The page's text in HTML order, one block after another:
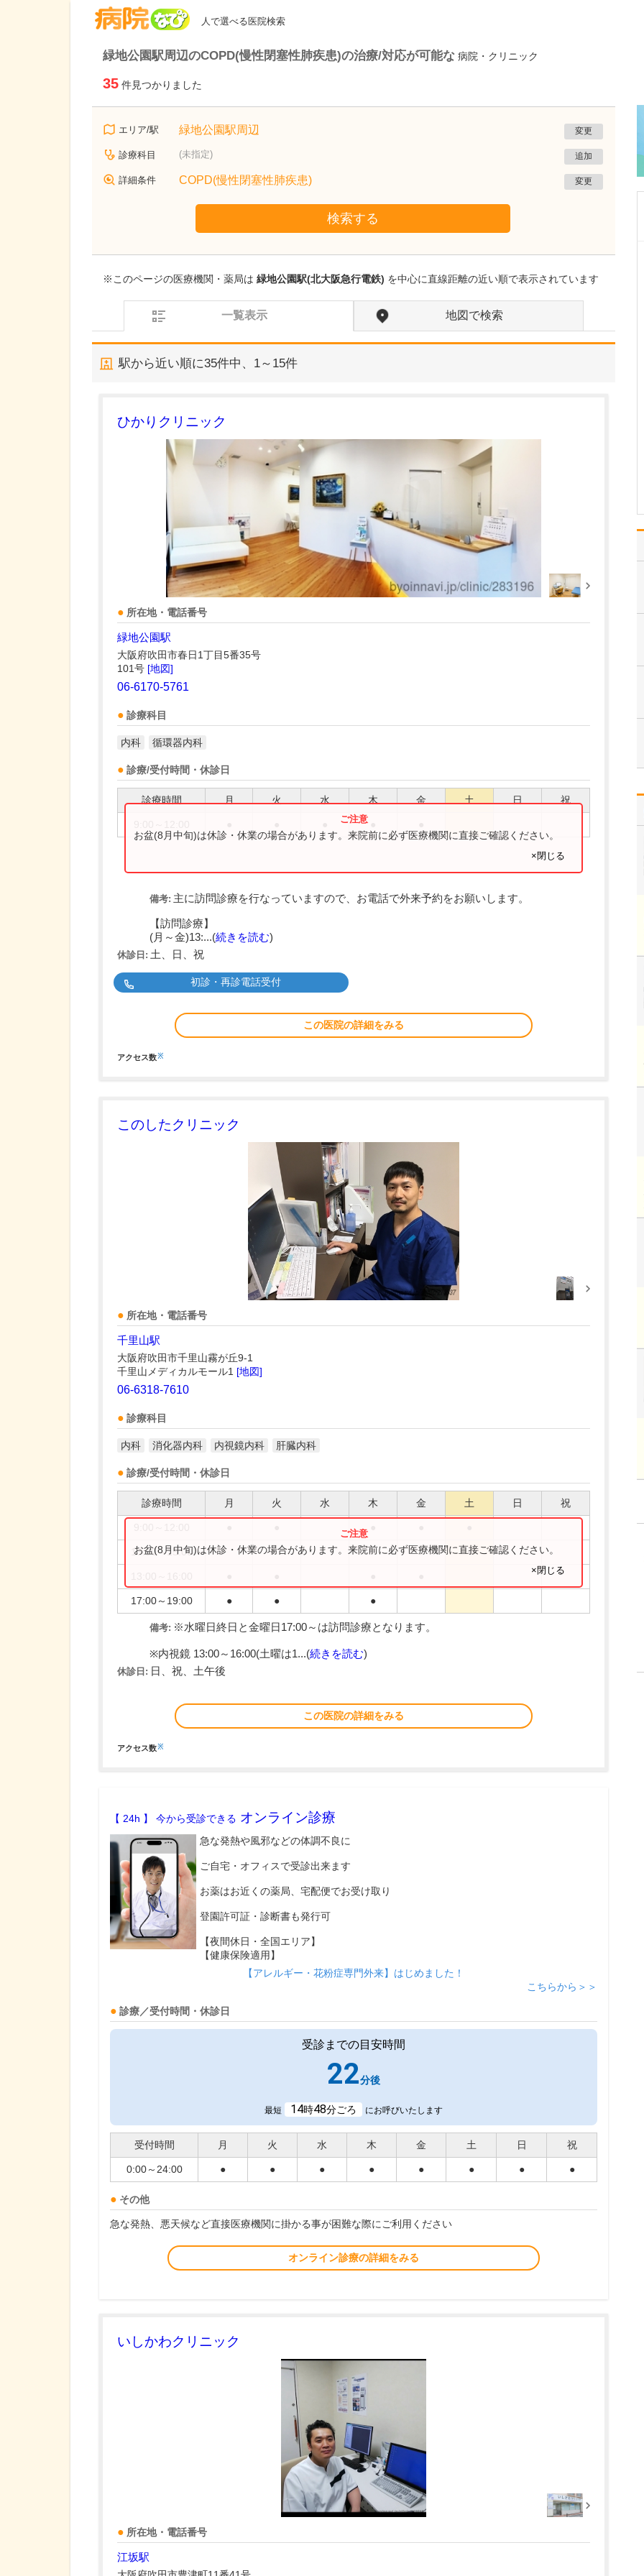
人で選べる医院検索
緑地公園駅周辺のCOPD(慢性閉塞性肺疾患)の治療/対応が可能な 病院・クリニック
35 件見つかりました
エリア/駅 緑地公園駅周辺 変更
診療科目 (未指定) 追加
詳細条件 COPD(慢性閉塞性肺疾患) 変更
検索する
※このページの医療機関・薬局は 緑地公園駅(北大阪急行電鉄) を中心に直線距離の近い順で表示されています
一覧表示 地図で検索
駅から近い順に35件中、 1～15件
ひかりクリニック
所在地・電話番号
緑地公園駅
大阪府吹田市春日1丁目5番35号
101号 [地図]
06-6170-5761
診療科目
内科 循環器内科
診療/受付時間・休診日
診療時間 月 火 水 木 金 土 日 祝
お盆(8月中旬)は休診・休業の場合があります。来院前に必ず医療機関に直接ご確認ください。
×閉じる
備考: 主に訪問診療を行なっていますので、お電話で外来予約をお願いします。
【訪問診療】
(月～金)13:...(続きを読む)
休診日: 土、日、祝
初診・再診電話受付
この医院の詳細をみる
アクセス数※
このしたクリニック
所在地・電話番号
千里山駅
大阪府吹田市千里山霧が丘9-1
千里山メディカルモール1 [地図]
06-6318-7610
診療科目
内科 消化器内科 内視鏡内科 肝臓内科
診療/受付時間・休診日
診療時間 月 火 水 木 金 土 日 祝
13:00～15:00 ●
17:00～19:00 ● ● ●
お盆(8月中旬)は休診・休業の場合があります。来院前に必ず医療機関に直接ご確認ください。
×閉じる
備考: ※水曜日終日と金曜日17:00～は訪問診療となります。
※内視鏡 13:00～16:00(土曜は1...(続きを読む)
休診日: 日、祝、土午後
この医院の詳細をみる
アクセス数※
【 24h 】 今から受診できる オンライン診療
急な発熱や風邪などの体調不良に
ご自宅・オフィスで受診出来ます
お薬はお近くの薬局、宅配便でお受け取り
登園許可証・診断書も発行可
【夜間休日・全国エリア】
【健康保険適用】
【アレルギー・花粉症専門外来】はじめました！
こちらから＞＞
診療／受付時間・休診日
受診までの目安時間
22分後
最短 14時48分ごろ にお呼びいたします
受付時間 月 火 水 木 金 土 日 祝
0:00～24:00 ● ● ● ● ● ● ● ●
その他
急な発熱、悪天候など直接医療機関に掛かる事が困難な際にご利用ください
オンライン診療の詳細をみる
いしかわクリニック
所在地・電話番号
江坂駅
大阪府大阪市住吉区
かわらだ心臓足血管クリニック
貴院の特徴を教えてください。
心臓病や血管病の方は足
に問題を抱えやすく、足
クリニック」を掲げ、心